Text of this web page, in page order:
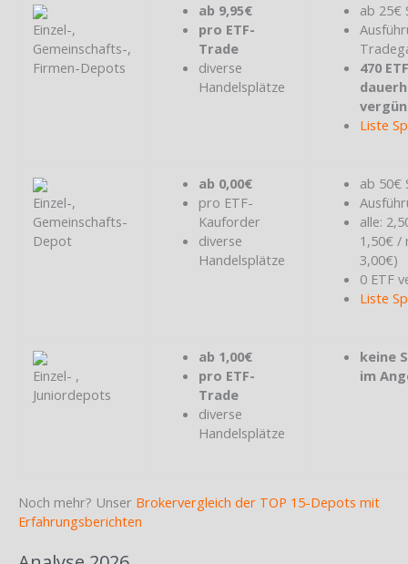
Einzel-,
Gemeinschafts-,
Firmen-Depots
ab 9,95€
pro ETF-
Trade
diverse
Handelsplätze
ab 25€
470
Liste
Einzel-,
Gemeinschafts-
Depot
ab 0,00€
pro ETF-
Kauforder
diverse
Handelsplätze
ab 50€
alle:
1,50€ /
3,00€)
0 ETF
Liste
Einzel- ,
Juniordepots
ab 1,00€
pro ETF-
Trade
diverse
Handelsplätze
keine
im
Noch mehr? Unser Brokervergleich der TOP 15-Depots mit
Erfahrungsberichten